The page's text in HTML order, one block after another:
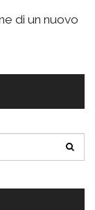
di un nuovo